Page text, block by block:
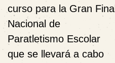
curso para la Gran Final
Nacional de
Paratletismo Escolar
que se llevará a cabo